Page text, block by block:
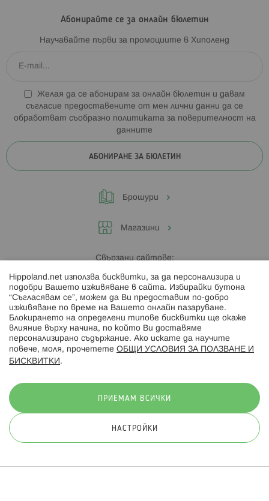
Абонирайте се за онлайн бюлетин
Научавайте първи за промоциите в Хиполенд
Желая да се абонирам за онлайн бюлетин и давам
съгласие предоставените от мен лични данни да се
обработват съобразно политиката за поверителност на
данните
АБОНИРАНЕ ЗА БЮЛЕТИН
Брошури
Магазини
Свързани сайтове:
Hippoland.ro
Последвайте ни:
© 2026 Hippoland.net. Всички права запазени
Hippoland.net използва бисквитки, за да персонализира и
подобри Вашето изживяване в сайта. Избирайки бутона
“Съгласявам се”, можем да Ви предоставим по-добро
изживяване по време на Вашето онлайн пазаруване.
Блокирането на определени типове бисквитки ще окаже
влияние върху начина, по който Ви доставяме
персонализирано съдържание. Ако искате да научите
повече, моля, прочетете ОБЩИ УСЛОВИЯ ЗА ПОЛЗВАНЕ И
БИСКВИТКИ .
ПРИЕМАМ ВСИЧКИ
НАСТРОЙКИ